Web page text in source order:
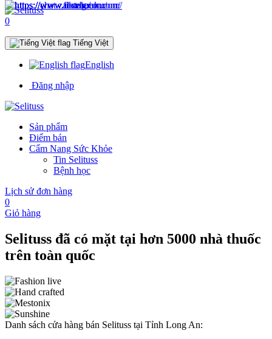
0
Tiếng Việt
English
Đăng nhập
Sản phẩm
Điểm bán
Cẩm Nang Sức Khỏe
Tin Selituss
Bệnh học
Lịch sử đơn hàng
0
Giỏ hàng
Selituss đã có mặt tại hơn 5000 nhà thuốc
trên toàn quốc
Danh sách cửa hàng bán Selituss tại Tỉnh Long An: